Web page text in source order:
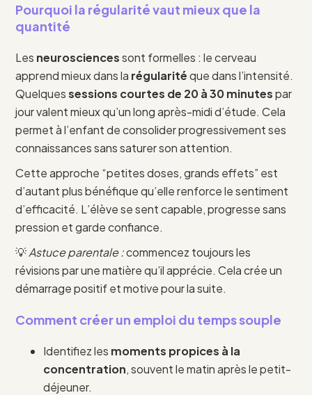
Pourquoi la régularité vaut mieux que la
quantité
Les neurosciencessont formelles : le cerveau
apprend mieux dans la régularitéque dans l’intensité.
Quelquessessions courtes de 20 à 30 minutespar
jour valent mieux qu’un long après-midi d’étude. Cela
permet à l’enfant de consolider progressivement ses
connaissances sans saturer son attention.
Cette approche “petites doses, grands effets” est
d’autant plus bénéfique qu’elle renforce le sentiment
d’efficacité. L’élève se sent capable, progresse sans
pression et garde confiance.
💡Astuce parentale :commencez toujours les
révisions par une matière qu’il apprécie. Cela crée un
démarrage positif et motive pour la suite.
Comment créer un emploi du temps souple
Identifiez les moments propices à la
concentration, souvent le matin après le petit-
déjeuner.